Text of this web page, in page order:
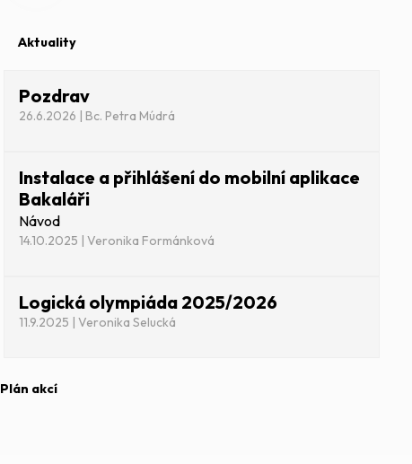
Aktuality
Pozdrav
26.6.2026 | Bc. Petra Múdrá
Instalace a přihlášení do mobilní aplikace
Bakaláři
Návod
14.10.2025 | Veronika Formánková
Logická olympiáda 2025/2026
11.9.2025 | Veronika Selucká
Plán akcí